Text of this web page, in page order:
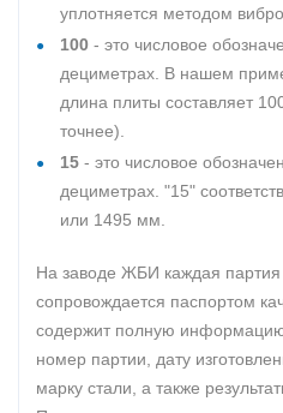
уплотняется методом
100 - это числовое
дециметрах. В нашем
длина плиты составляет
точнее).
15 - это числовое
дециметрах. "15"
или 1495 мм.
На заводе ЖБИ каждая партия
сопровождается паспортом
содержит полную
номер партии, дату
марку стали, а также